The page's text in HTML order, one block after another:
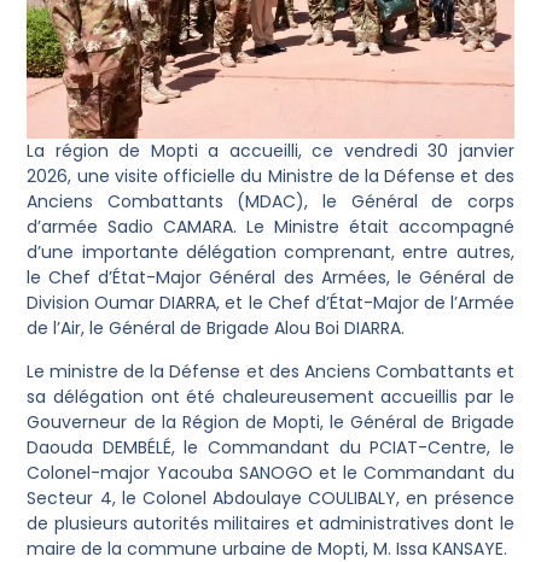
La région de Mopti a accueilli, ce vendredi 30 janvier
2026, une visite officielle du Ministre de la Défense et des
Anciens Combattants (MDAC), le Général de corps
d’armée Sadio CAMARA. Le Ministre était accompagné
d’une importante délégation comprenant, entre autres,
le Chef d’État-Major Général des Armées, le Général de
Division Oumar DIARRA, et le Chef d’État-Major de l’Armée
de l’Air, le Général de Brigade Alou Boi DIARRA.
Le ministre de la Défense et des Anciens Combattants et
sa délégation ont été chaleureusement accueillis par le
Gouverneur de la Région de Mopti, le Général de Brigade
Daouda DEMBÉLÉ, le Commandant du PCIAT-Centre, le
Colonel-major Yacouba SANOGO et le Commandant du
Secteur 4, le Colonel Abdoulaye COULIBALY, en présence
de plusieurs autorités militaires et administratives dont le
maire de la commune urbaine de Mopti, M. Issa KANSAYE.